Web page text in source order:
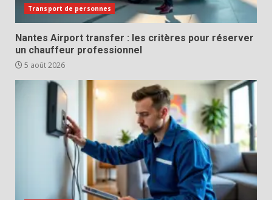
Transport de personnes
Nantes Airport transfer : les critères pour réserver
un chauffeur professionnel
5 août 2026